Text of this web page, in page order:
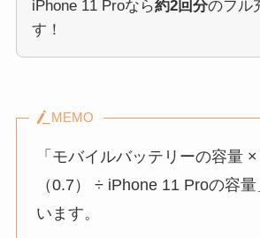
iPhone 11 Proなら約2回分のフル
す！
MEMO
「モバイルバッテリーの容量
（0.7） ÷ iPhone 11 Proの容
います。